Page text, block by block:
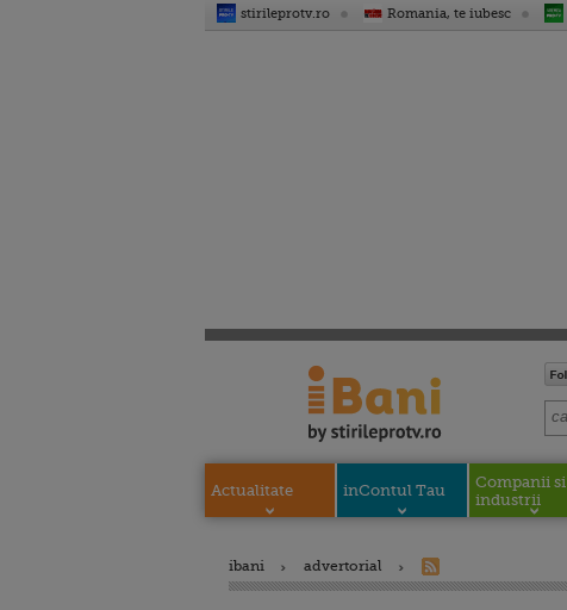
stirileprotv.ro Romania, te iubesc
Actualitate inContul Tau
Companii si
industrii
ibani advertorial